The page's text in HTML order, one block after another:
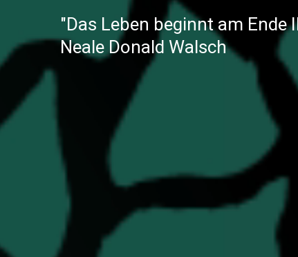
"Das Leben beginnt am Ende
Neale Donald Walsch